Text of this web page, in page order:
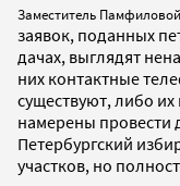
Заместитель
заявок, поданных
дачах, выглядят
них контактные
существуют, либо
намерены провести
Петербургский
участков, но